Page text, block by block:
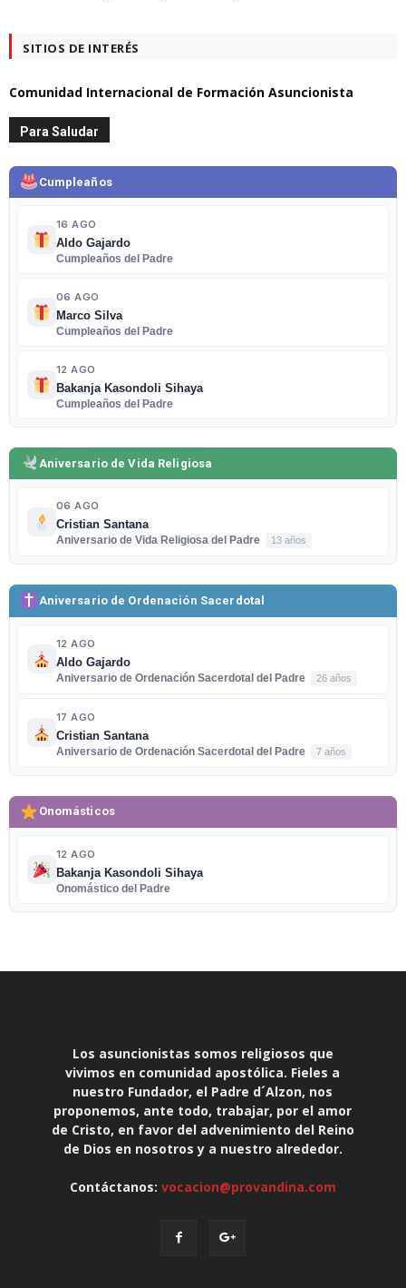
SITIOS DE INTERÉS
Comunidad Internacional de Formación Asuncionista
Para Saludar
Cumpleaños
16 AGO
Aldo Gajardo
Cumpleaños del Padre
06 AGO
Marco Silva
Cumpleaños del Padre
12 AGO
Bakanja Kasondoli Sihaya
Cumpleaños del Padre
Aniversario de Vida Religiosa
06 AGO
Cristian Santana
Aniversario de Vida Religiosa del Padre
13 años
Aniversario de Ordenación Sacerdotal
12 AGO
Aldo Gajardo
Aniversario de Ordenación Sacerdotal del Padre
26 años
17 AGO
Cristian Santana
Aniversario de Ordenación Sacerdotal del Padre
7 años
Onomásticos
12 AGO
Bakanja Kasondoli Sihaya
Onomástico del Padre
Los asuncionistas somos religiosos que
vivimos en comunidad apostólica. Fieles a
nuestro Fundador, el Padre d´Alzon, nos
proponemos, ante todo, trabajar, por el amor
de Cristo, en favor del advenimiento del Reino
de Dios en nosotros y a nuestro alrededor.
Contáctanos: vocacion@provandina.com